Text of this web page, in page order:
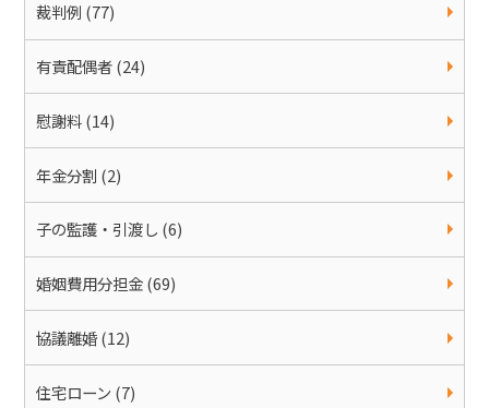
裁判例 (77)
有責配偶者 (24)
慰謝料 (14)
年金分割 (2)
子の監護・引渡し (6)
婚姻費用分担金 (69)
協議離婚 (12)
住宅ローン (7)